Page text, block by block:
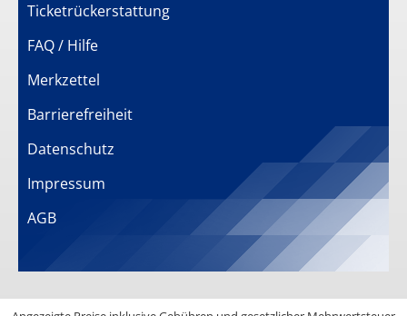
Ticketrückerstattung
FAQ / Hilfe
Merkzettel
Barrierefreiheit
Datenschutz
Impressum
AGB